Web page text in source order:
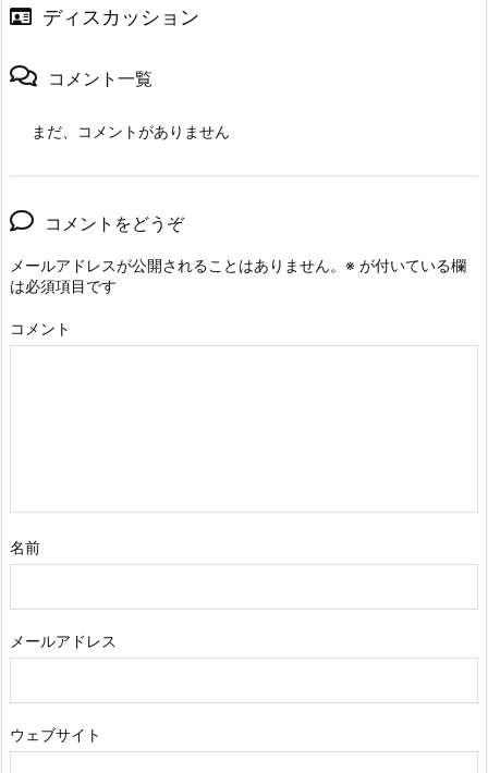
ディスカッション
コメント一覧
まだ、コメントがありません
コメントをどうぞ
メールアドレスが公開されることはありません。 ※ が付いている欄
は必須項目です
コメント
名前
メールアドレス
ウェブサイト